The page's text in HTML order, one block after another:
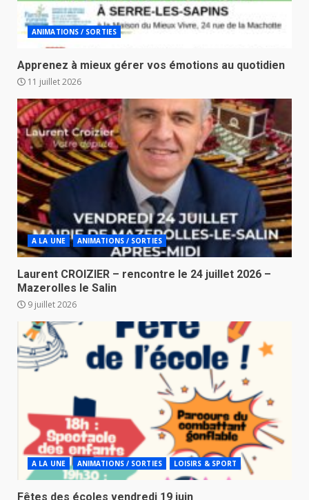
ANIMATIONS / SORTIES
Apprenez à mieux gérer vos émotions au quotidien
11 juillet 2026
A LA UNE ANIMATIONS / SORTIES
Laurent CROIZIER – rencontre le 24 juillet 2026 –
Mazerolles le Salin
9 juillet 2026
A LA UNE ANIMATIONS / SORTIES LOISIRS & SPORT
Fêtes des écoles vendredi 19 juin